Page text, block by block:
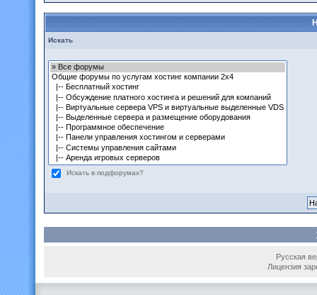
Искать
Искать в подфорумах?
Русская
Лицензия